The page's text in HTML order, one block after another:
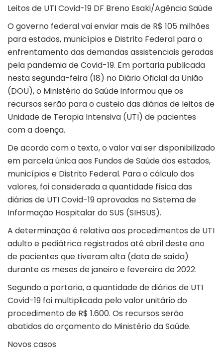
Leitos de UTI Covid-19 DF Breno Esaki/Agência Saúde
O governo federal vai enviar mais de R$ 105 milhões
para estados, municípios e Distrito Federal para o
enfrentamento das demandas assistenciais geradas
pela pandemia de Covid-19. Em portaria publicada
nesta segunda-feira (18) no Diário Oficial da União
(DOU), o Ministério da Saúde informou que os
recursos serão para o custeio das diárias de leitos de
Unidade de Terapia Intensiva (UTI) de pacientes
com a doença.
De acordo com o texto, o valor vai ser disponibilizado
em parcela única aos Fundos de Saúde dos estados,
municípios e Distrito Federal. Para o cálculo dos
valores, foi considerada a quantidade física das
diárias de UTI Covid-19 aprovadas no Sistema de
Informação Hospitalar do SUS (SIHSUS).
A determinação é relativa aos procedimentos de UTI
adulto e pediátrica registrados até abril deste ano
de pacientes que tiveram alta (data de saída)
durante os meses de janeiro e fevereiro de 2022.
Segundo a portaria, a quantidade de diárias de UTI
Covid-19 foi multiplicada pelo valor unitário do
procedimento de R$ 1.600. Os recursos serão
abatidos do orçamento do Ministério da Saúde.
Novos casos